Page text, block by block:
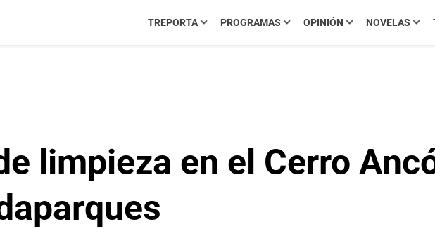
TREPORTA PROGRAMAS OPINIÓN NOVELAS
limpieza en el Cerro